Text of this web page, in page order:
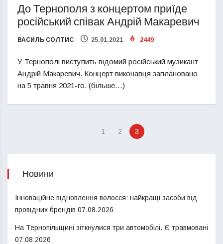
До Тернополя з концертом приїде
російський співак Андрій Макаревич
ВАСИЛЬ СОЛТИС 25.01.2021 2449
У Тернополі виступить відомий російський музикант
Андрій Макаревич. Концерт виконавця заплановано
на 5 травня 2021-го. (більше…)
1 2 3
Новини
Інноваційне відновлення волосся: найкращі засоби від
провідних брендів 07.08.2026
На Тернопільщині зіткнулися три автомобілі. Є травмовані
07.08.2026